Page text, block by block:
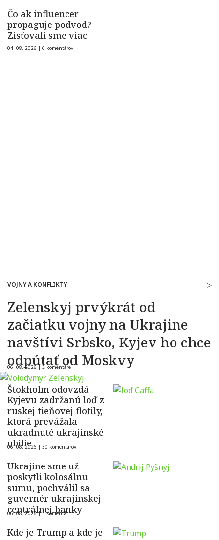
Čo ak influencer
propaguje podvod?
Zisťovali sme viac
04. 08. 2026 | 6 komentárov
VOJNY A KONFLIKTY
Zelenskyj prvýkrát od
začiatku vojny na Ukrajine
navštívi Srbsko, Kyjev ho chce
odpútať od Moskvy
06. 08. 2026 | 2 komentáre
Štokholm odovzdá
Kyjevu zadržanú loď z
ruskej tieňovej flotily,
ktorá prevážala
ukradnuté ukrajinské
obilie
06. 08. 2026 | 30 komentárov
Ukrajine sme už
poskytli kolosálnu
sumu, pochválil sa
guvernér ukrajinskej
centrálnej banky
06. 08. 2026 |1 komentár
Kde je Trump a kde je